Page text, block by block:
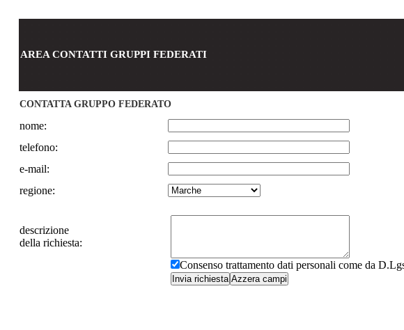
AREA CONTATTI GRUPPI FEDERATI
CONTATTA GRUPPO FEDERATO
nome:
telefono:
e-mail:
regione:
descrizione
della richiesta:
Consenso trattamento dati personali come da